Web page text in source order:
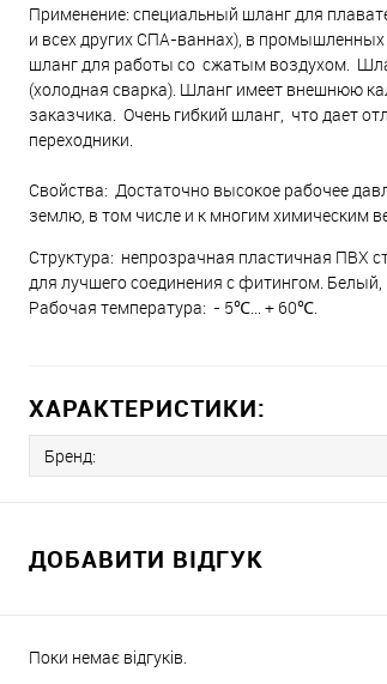
Применение: специальный шланг для
и всех других СПА-ваннах), в
шланг для работы со сжатым воздухом.
(холодная сварка). Шланг имеет внешнюю
заказчика. Очень гибкий шланг, что дает
переходники.
Свойства: Достаточно высокое рабочее
землю, в том числе и к многим химическим
Структура: непрозрачная пластичная ПВХ
для лучшего соединения с фитингом.
Рабочая температура: - 5℃… + 60℃.
ХАРАКТЕРИСТИКИ:
Бренд:
ДОБАВИТИ ВІДГУК
Поки немає відгуків.